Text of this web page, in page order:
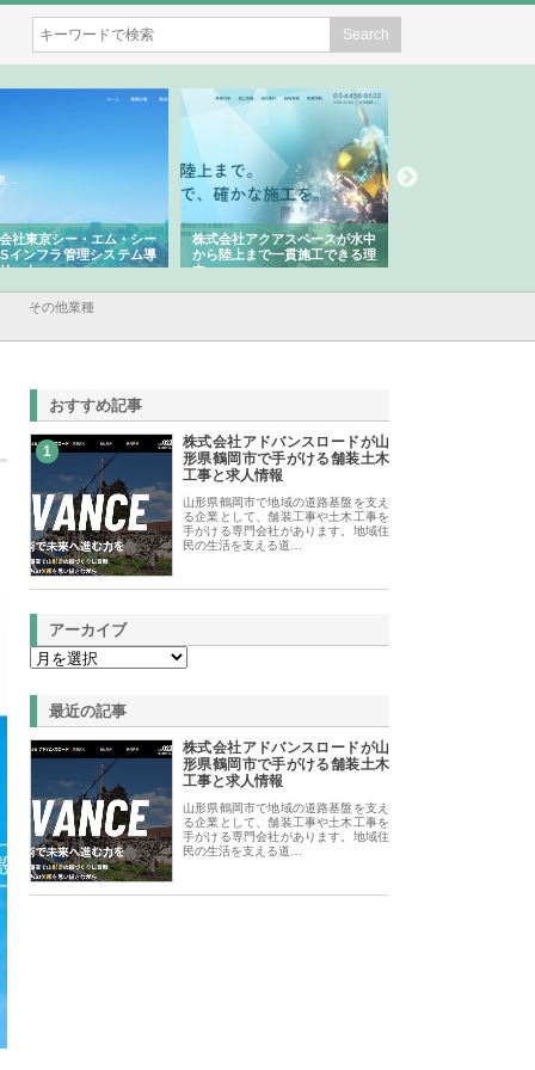
社東京シー・エム・シー
インフラ管理システム導
ット
株式会社アクアスペースが水中
から陸上まで一貫施工できる理
由
その他業種
おすすめ記事
1
株式会社アドバンスロードが山
形県鶴岡市で手がける舗装土木
工事と求人情報
山形県鶴岡市で地域の道路基盤を支え
る企業として、舗装工事や土木工事を
手がける専門会社があります。地域住
民の生活を支える道…
アーカイブ
最近の記事
株式会社アドバンスロードが山
形県鶴岡市で手がける舗装土木
工事と求人情報
山形県鶴岡市で地域の道路基盤を支え
る企業として、舗装工事や土木工事を
手がける専門会社があります。地域住
民の生活を支える道…